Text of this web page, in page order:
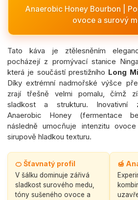
Anaerobic Honey Bourbon |
ovoce a surový
Tato káva je ztělesněním
pocházejí z promývací stanice
která je součástí prestižního Long
Díky extrémní nadmořské výšce
zrají třešně velmi pomalu, čímž
sladkost a strukturu. Inovativní
Anaerobic Honey (fermentace
následně umocňuje intenzitu
sirupově hladkou texturu.
🍊 Šťavnatý profil
V šálku dominuje zářivá
sladkost surového medu,
tóny sušeného ovoce a
🍯